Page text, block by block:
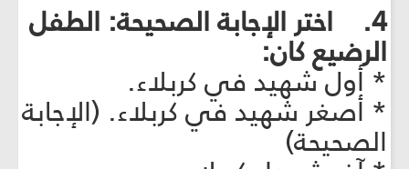
4. اختر الإجابة الصحيحة: الطفل
الرضيع كان:
* أول شهيد في كربلاء.
* أصغر شهيد في كربلاء. (الإجابة
الصحيحة)